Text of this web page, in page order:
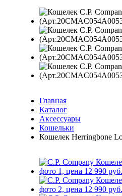
Главная
Каталог
Аксессуары
Кошельки
Кошелек Herringbone